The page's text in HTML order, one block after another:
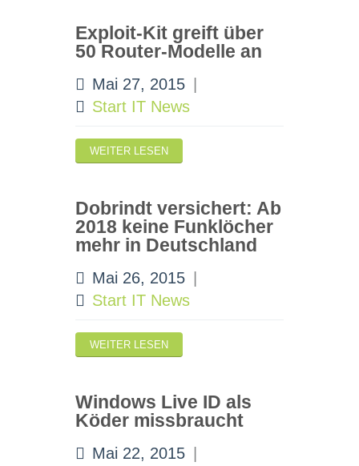
Exploit-Kit greift über
50 Router-Modelle an
Mai 27, 2015
Start IT News
WEITER LESEN
Dobrindt versichert: Ab
2018 keine Funklöcher
mehr in Deutschland
Mai 26, 2015
Start IT News
WEITER LESEN
Windows Live ID als
Köder missbraucht
Mai 22, 2015